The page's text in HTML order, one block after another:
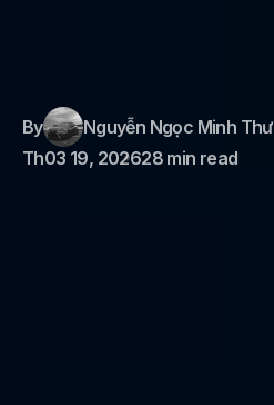
By
Nguyễn Ngọc Minh Thư
Th03 19, 202628 min read